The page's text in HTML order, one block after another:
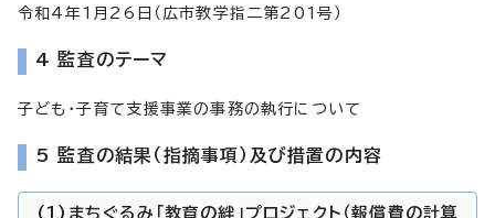
令和4年1月26日（広市教学指二第201号）
4 監査のテーマ
子ども・子育て支援事業の事務の執行について
5 監査の結果（指摘事項）及び措置の内容
(1)まちぐるみ「教育の絆」プロジェクト（報償費の計算